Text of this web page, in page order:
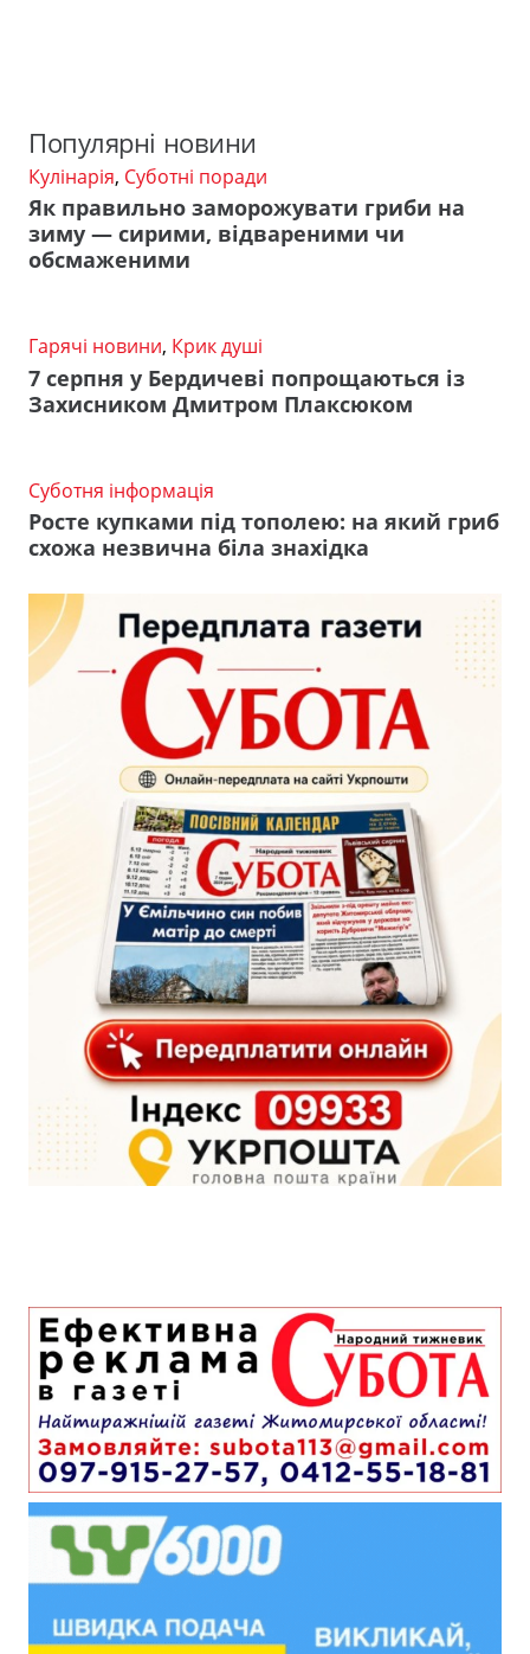
Популярні новини
Кулінарія, Суботні поради
Як правильно заморожувати гриби на
зиму — сирими, відвареними чи
обсмаженими
Гарячі новини, Крик душі
7 серпня у Бердичеві попрощаються із
Захисником Дмитром Плаксюком
Суботня інформація
Росте купками під тополею: на який гриб
схожа незвична біла знахідка